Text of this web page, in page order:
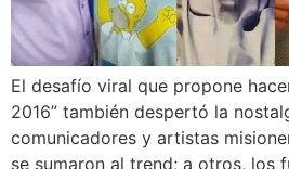
El desafío viral que propone
2016” también despertó la
comunicadores y artistas
se sumaron al trend; a otros, los